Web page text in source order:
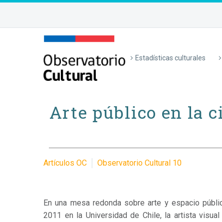
Estadísticas culturales
Arte público en la
Artículos OC Observatorio Cultural 10
En una mesa redonda sobre arte y espacio
2011 en la Universidad de Chile, la artista visual